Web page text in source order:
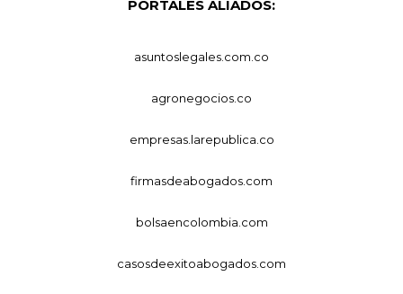
PORTALES ALIADOS:
asuntoslegales.com.co
agronegocios.co
empresas.larepublica.co
firmasdeabogados.com
bolsaencolombia.com
casosdeexitoabogados.com